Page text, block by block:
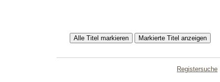
Registersuche